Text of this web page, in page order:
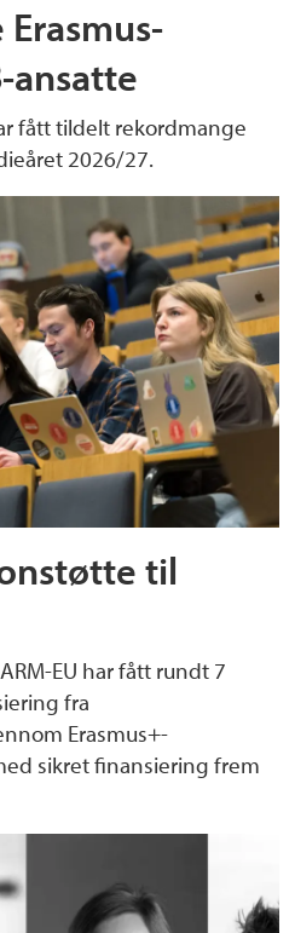
ansatte
fått tildelt rekordmange
2026/27.
til
EU har fått rundt 7
fra
Erasmus+-
sikret finansiering frem